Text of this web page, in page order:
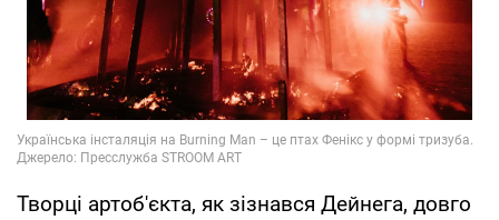
Творці артоб'єкта, як зізнався Дейнега, довго